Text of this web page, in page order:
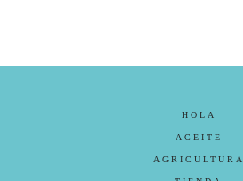
HOLA
ACEITE
AGRICULTURA